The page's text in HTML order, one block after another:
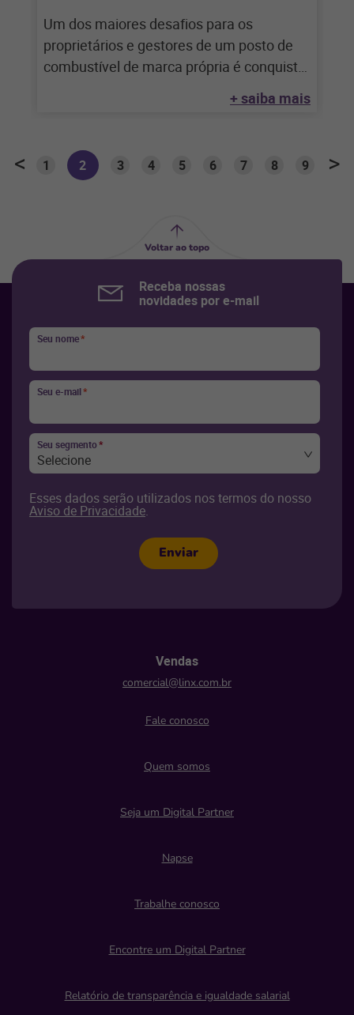
Um dos maiores desafios para os
proprietários e gestores de um posto de
combustível de marca própria é conquistar
+ saiba mais
1 2 3 4 5 6 7 8 9
Voltar ao topo
Receba nossas
novidades por e-mail
Seu nome*
Seu e-mail*
Seu segmento*
Selecione
Esses dados serão utilizados nos termos do nosso
Aviso de Privacidade.
Enviar
Vendas
comercial@linx.com.br
Fale conosco
Quem somos
Seja um Digital Partner
Napse
Trabalhe conosco
Encontre um Digital Partner
Relatório de transparência e igualdade salarial